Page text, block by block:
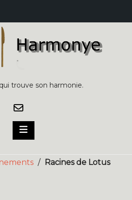
trouve son harmonie.
/
Racines de Lotus